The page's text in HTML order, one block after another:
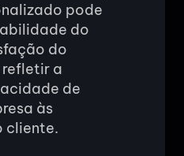
pode
do
do
refletir a
de
às
cliente.